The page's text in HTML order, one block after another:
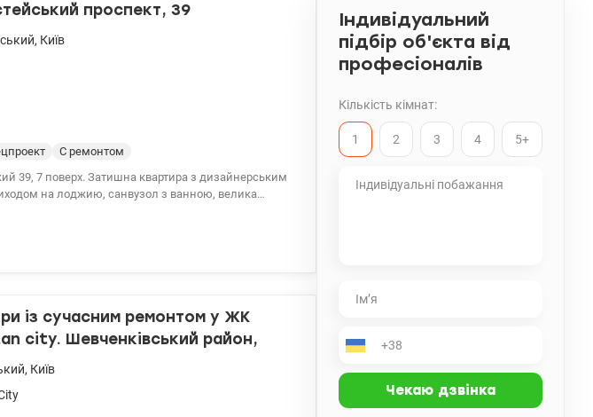
проспект, 39
, Київ
С ремонтом
на лоджию, санвузол з ванною, велика
із сучасним ремонтом у ЖК
city. Шевченківський район,
, Київ
Індивідуальний
підбір об'єкта від
професіоналів
Кількість кімнат:
1 2 3 4 5+